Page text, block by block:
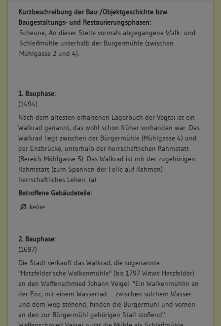
Kurzbeschreibung der Bau-/Objektgeschichte bzw.
Baugestaltungs- und Restaurierungsphasen:
Scheune; An dieser Stelle vormals abgegangene Walk- und
Schleifmühle unterhalb der Burgermühle (zwischen
Mühlgasse 2 und 4).
1. Bauphase:
(1494)
Nach dem ältesten erhaltenen Lagerbuch der Vogtei ist ein
Walkrad genannt, das wohl schon früher vorhanden war. Das
Walkrad liegt zwischen der Bürgermühle (Mühlgasse 4) und
der Enzbrücke, unterhalb der herrschaftlichen Rahmstatt
(Bereich Mühlgasse 5). Das Walkrad ist mit der zugehörigen
Rahmstatt (zum Spannen der Felle auf Rahmen)
herrschaftliches Lehen. (a)
Betroffene Gebäudeteile:
keine
2. Bauphase:
(1697)
Die Stadt verkauft das Walkrad, die sogenannte
"Hatzfelder'sche Walkenmühle" (bis 1797 Witwe Hatzfelder)
an den Waffenschmied Johann Veigel: "Ein Walkenmühlin an
der Enz, mit einem Wasserrad ... zwischen solchem Wasser
und dem Weg stehend, hinden die Bürgermühl und vornen
an den zur Bürgermühl gehörigen Stall stoßend".